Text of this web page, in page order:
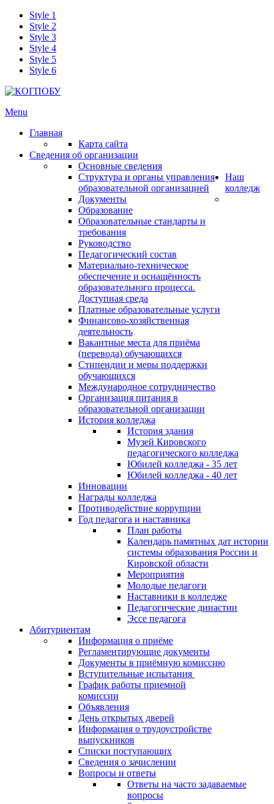
Style 1
Style 2
Style 3
Style 4
Style 5
Style 6
Menu
Главная
Карта сайта
Сведения об организации
Основные сведения
Структура и органы управления
образовательной организацией
Документы
Образование
Образовательные стандарты и
требования
Руководство
Педагогический состав
Материально-техническое
обеспечение и оснащённость
образовательного процесса.
Доступная среда
Платные образовательные услуги
Финансово-хозяйственная
деятельность
Вакантные места для приёма
(перевода) обучающихся
Стипендии и меры поддержки
обучающихся
Международное сотрудничество
Организация питания в
образовательной организации
Наш
колледж
История колледжа
История здания
Музей Кировского
педагогического колледжа
Юбилей колледжа - 35 лет
Юбилей колледжа - 40 лет
Инновации
Награды колледжа
Противодействие коррупции
Год педагога и наставника
План работы
Календарь памятных дат истории
системы образования России и
Кировской области
Мероприятия
Молодые педагоги
Наставники в колледже
Педагогические династии
Эссе педагога
Абитуриентам
Информация о приёме
Регламентирующие документы
Документы в приёмную комиссию
Вступительные испытания
График работы приемной
комиссии
Объявления
День открытых дверей
Информация о трудоустройстве
выпускников
Списки поступающих
Сведения о зачислении
Вопросы и ответы
Ответы на часто задаваемые
вопросы